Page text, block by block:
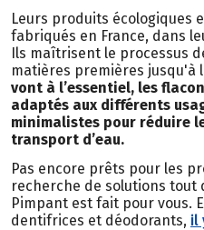
Leurs produits écologiques
fabriqués en France, dans
Ils maîtrisent le processus
matières premières jusqu'à
vont à l’essentiel, les
adaptés aux différents
minimalistes pour réduire
transport d’eau.
Pas encore prêts pour les
recherche de solutions tout
Pimpant est fait pour vous.
dentifrices et déodorants, il